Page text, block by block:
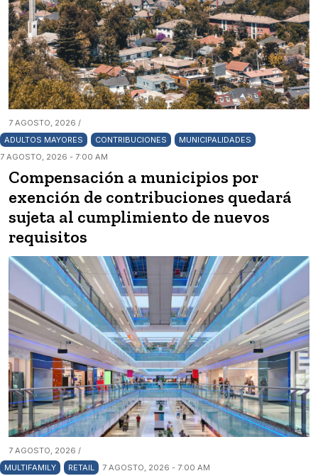
7 AGOSTO, 2026 /
ADULTOS MAYORES
CONTRIBUCIONES
MUNICIPALIDADES
7 AGOSTO, 2026 - 7:00 AM
Compensación a municipios por
exención de contribuciones quedará
sujeta al cumplimiento de nuevos
requisitos
7 AGOSTO, 2026 /
MULTIFAMILY
RETAIL 7 AGOSTO, 2026 - 7:00 AM